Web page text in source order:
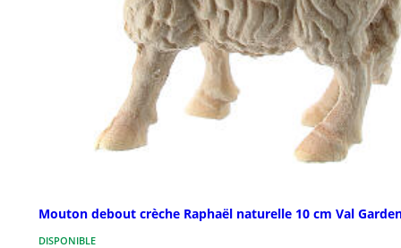
Mouton debout crèche Raphaël naturelle 10 cm Val
DISPONIBLE